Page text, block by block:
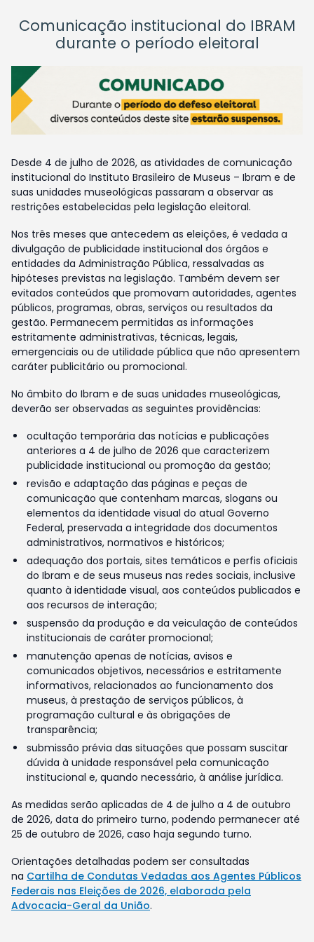
Comunicação institucional do IBRAM
durante o período eleitoral
Desde 4 de julho de 2026, as atividades de comunicação
institucional do Instituto Brasileiro de Museus – Ibram e de
suas unidades museológicas passaram a observar as
restrições estabelecidas pela legislação eleitoral.
Nos três meses que antecedem as eleições, é vedada a
divulgação de publicidade institucional dos órgãos e
entidades da Administração Pública, ressalvadas as
hipóteses previstas na legislação. Também devem ser
evitados conteúdos que promovam autoridades, agentes
públicos, programas, obras, serviços ou resultados da
gestão. Permanecem permitidas as informações
estritamente administrativas, técnicas, legais,
emergenciais ou de utilidade pública que não apresentem
caráter publicitário ou promocional.
No âmbito do Ibram e de suas unidades museológicas,
deverão ser observadas as seguintes providências:
ocultação temporária das notícias e publicações
anteriores a 4 de julho de 2026 que caracterizem
publicidade institucional ou promoção da gestão;
revisão e adaptação das páginas e peças de
comunicação que contenham marcas, slogans ou
elementos da identidade visual do atual Governo
Federal, preservada a integridade dos documentos
administrativos, normativos e históricos;
adequação dos portais, sites temáticos e perfis oficiais
do Ibram e de seus museus nas redes sociais, inclusive
quanto à identidade visual, aos conteúdos publicados e
aos recursos de interação;
suspensão da produção e da veiculação de conteúdos
institucionais de caráter promocional;
manutenção apenas de notícias, avisos e
comunicados objetivos, necessários e estritamente
informativos, relacionados ao funcionamento dos
museus, à prestação de serviços públicos, à
programação cultural e às obrigações de
transparência;
submissão prévia das situações que possam suscitar
dúvida à unidade responsável pela comunicação
institucional e, quando necessário, à análise jurídica.
As medidas serão aplicadas de 4 de julho a 4 de outubro
de 2026, data do primeiro turno, podendo permanecer até
25 de outubro de 2026, caso haja segundo turno.
Orientações detalhadas podem ser consultadas
na Cartilha de Condutas Vedadas aos Agentes Públicos
Federais nas Eleições de 2026, elaborada pela
Advocacia-Geral da União.